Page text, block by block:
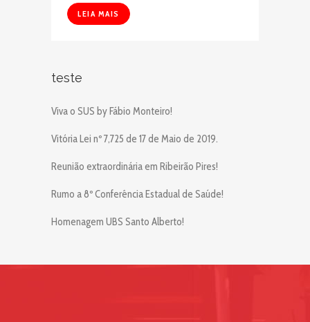
LEIA MAIS
teste
Viva o SUS by Fábio Monteiro!
Vitória Lei nº 7,725 de 17 de Maio de 2019.
Reunião extraordinária em Ribeirão Pires!
Rumo a 8º Conferência Estadual de Saúde!
Homenagem UBS Santo Alberto!